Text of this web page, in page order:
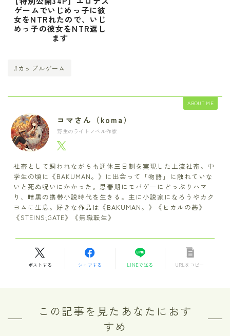
ゲームでいじめっ子に彼
女をNTRれたので、いじ
めっ子の彼女をNTR返し
ます
#カップルゲーム
ABOUT ME
コマさん（koma）
野生のライトノベル作家
社畜として飼われながらも週休三日制を実現した上流社畜。中
学生の頃に《BAKUMAN。》に出会って「物語」に触れていな
いと死ぬ呪いにかかった。思春期にモバゲーにどっぷりハマ
り、暗黒の携帯小説時代を生きる。主に小説家になろうやカク
ヨムに生息。好きな作品は《BAKUMAN。》《ヒカルの碁》
《STEINS;GATE》《無職転生》
ポストする シェアする LINEで送る URLをコピー
この記事を見たあなたにおす
すめ